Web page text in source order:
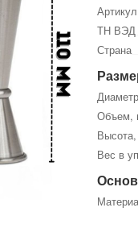
ТН ВЭД
Страна
Объем,
Вес в